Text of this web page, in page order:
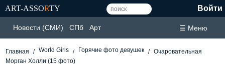
ART-ASSORTY Войти
Новости (СМИ) СПб Арт ☰ Меню
Главная World Girls Горячие фото девушек
Очаровательная
Морган Холли (15 фото)